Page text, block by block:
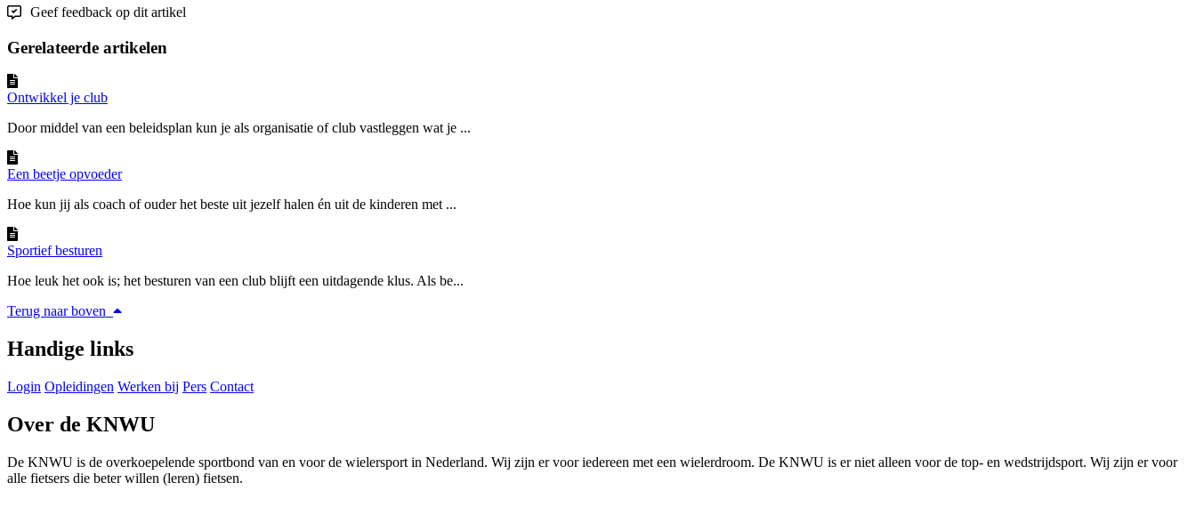
Geef feedback op dit artikel
Gerelateerde artikelen
Ontwikkel je club
Door middel van een beleidsplan kun je als organisatie of club vastleggen wat je ...
Een beetje opvoeder
Hoe kun jij als coach of ouder het beste uit jezelf halen én uit de kinderen met ...
Sportief besturen
Hoe leuk het ook is; het besturen van een club blijft een uitdagende klus. Als be...
Terug naar boven
Handige links
Login Opleidingen Werken bij Pers Contact
Over de KNWU
De KNWU is de overkoepelende sportbond van en voor de wielersport in Nederland. Wij zijn er voor iedereen met een wielerdroom. De KNWU is er niet alleen voor de top- en wedstrijdsport. Wij zijn er voor
alle fietsers die beter willen (leren) fietsen.